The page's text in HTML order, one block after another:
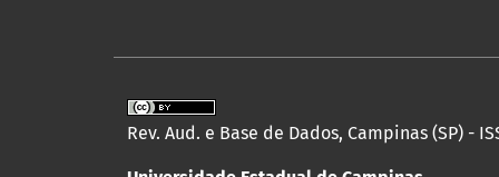
Rev. Aud. e Base de Dados, Campinas (SP) -